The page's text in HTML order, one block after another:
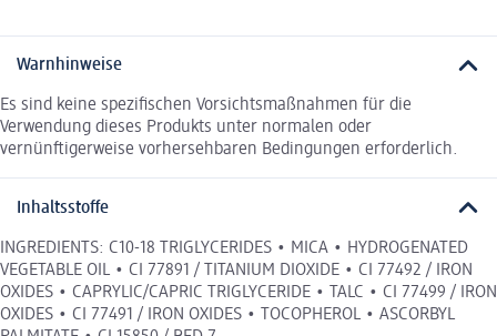
Warnhinweise
Es sind keine spezifischen Vorsichtsmaßnahmen für die
Verwendung dieses Produkts unter normalen oder
vernünftigerweise vorhersehbaren Bedingungen erforderlich.
Inhaltsstoffe
INGREDIENTS: C10-18 TRIGLYCERIDES • MICA • HYDROGENATED
VEGETABLE OIL • CI 77891 / TITANIUM DIOXIDE • CI 77492 / IRON
OXIDES • CAPRYLIC/CAPRIC TRIGLYCERIDE • TALC • CI 77499 / IRON
OXIDES • CI 77491 / IRON OXIDES • TOCOPHEROL • ASCORBYL